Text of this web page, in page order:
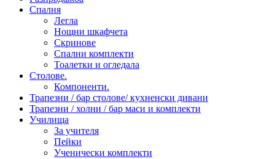
Спалня
Легла
Нощни шкафчета
Скринове
Спални комплекти
Тоалетки и огледала
Столове.
Компоненти.
Трапезни / бар столове/ кухненски дивани
Трапезни / холни / бар маси и комплекти
Училища
За учителя
Пейки
Ученически комплекти